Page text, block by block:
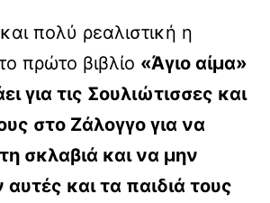
πολύ ρεαλιστική η
πρώτο βιβλίο «Άγιο αίμα»
για τις Σουλιώτισσες και
στο Ζάλογγο για να
σκλαβιά και να μην
και τα παιδιά τους